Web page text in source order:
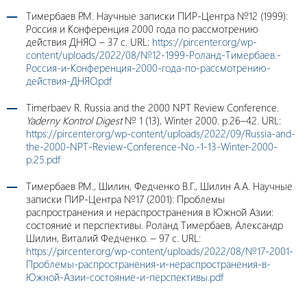
Тимербаев Р.М. Научные записки ПИР-Центра №12 (1999):
Россия и Конференция 2000 года по рассмотрению
действия ДНЯО. – 37 с. URL: https://pircenter.org/wp-
content/uploads/2022/08/№12-1999-Роланд-Тимербаев.-
Россия-и-Конференция-2000-года-по-рассмотрению-
действия-ДНЯО.pdf
Timerbaev R. Russia and the 2000 NPT Review Conference.
Yaderny Kontrol Digest№ 1 (13), Winter 2000. p.26–42. URL:
https://pircenter.org/wp-content/uploads/2022/09/Russia-and-
the-2000-NPT-Review-Conference-No.-1-13-Winter-2000-
p.25.pdf
Тимербаев Р.М., Шилин, Федченко В.Г., Шилин А.А. Научные
записки ПИР-Центра №17 (2001): Проблемы
распространения и нераспространения в Южной Азии:
состояние и перспективы. Роланд Тимербаев, Александр
Шилин, Виталий Федченко. – 97 с. URL:
https://pircenter.org/wp-content/uploads/2022/08/№17-2001-
Проблемы-распространения-и-нераспространения-в-
Южной-Азии-состояние-и-перспективы.pdf